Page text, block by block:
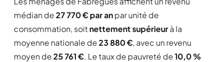
médian de27 770 € par anpar unité de
consommation, soitnettement supérieurà la
moyenne nationale de23 880 €, avec un revenu
moyen de25 761 €. Le taux de pauvreté de10,0 %